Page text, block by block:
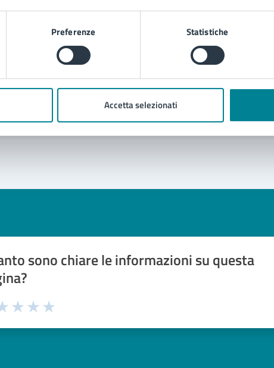
Preferenze Statistiche
Accetta selezionati
sono chiare le informazioni su questa